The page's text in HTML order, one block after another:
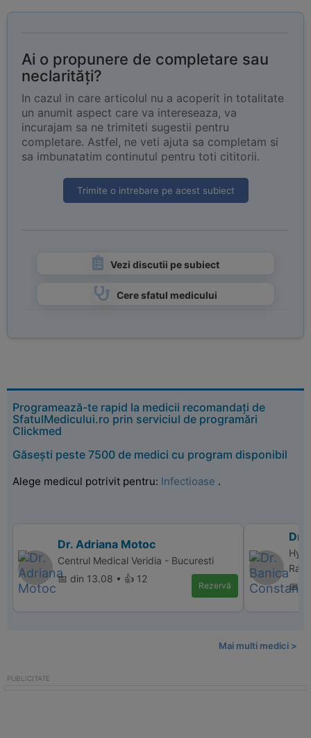
Ai o propunere de completare sau
neclarități?
In cazul in care articolul nu a acoperit in totalitate
un anumit aspect care va intereseaza, va
incurajam sa ne trimiteti sugestii pentru
completare. Astfel, ne veti ajuta sa completam si
sa imbunatatim continutul pentru toti cititorii.
Trimite o intrebare pe acest subiect
Vezi discutii pe subiect
Cere sfatul medicului
Programează-te rapid la medicii recomandați de
SfatulMedicului.ro prin serviciul de programări
Clickmed
Găsești peste 7500 de medici cu program disponibil
Alege medicul potrivit pentru: Infectioase .
Dr. Adriana Motoc
Centrul Medical Veridia - Bucuresti
📅 din 13.08 • 👍 12
Rezervă
Dr.
📅
Mai multi medici >